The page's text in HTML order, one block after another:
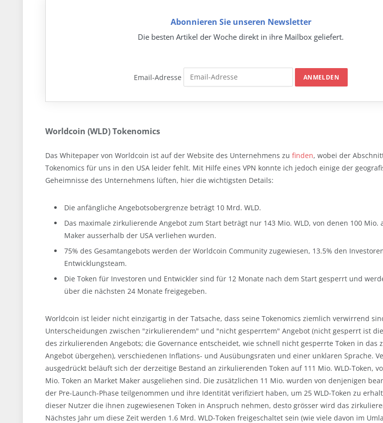
Abonnieren Sie unseren Newsletter
Die besten Artikel der Woche direkt in ihre Mailbox geliefert.
Email-Adresse
Worldcoin (WLD) Tokenomics
Das Whitepaper von Worldcoin ist auf der Website des Unternehmens zu finden, wobei der
Tokenomics für uns in den USA leider fehlt. Mit Hilfe eines VPN konnte ich jedoch einige der
Geheimnisse des Unternehmens lüften, hier die wichtigsten Details:
Die anfängliche Angebotsobergrenze beträgt 10 Mrd. WLD.
Das maximale zirkulierende Angebot zum Start beträgt nur 143 Mio. WLD, von denen 100 Mio.
Maker ausserhalb der USA verliehen wurden.
75% des Gesamtangebots werden der Worldcoin Community zugewiesen, 13.5% den
Entwicklungsteam.
Die Token für Investoren und Entwickler sind für 12 Monate nach dem Start gesperrt und
über die nächsten 24 Monate freigegeben.
Worldcoin ist leider nicht einzigartig in der Tatsache, dass seine Tokenomics ziemlich verwirrend
Unterscheidungen zwischen "zirkulierendem" und "nicht gesperrtem" Angebot (nicht gesperrt ist
des zirkulierenden Angebots; die Governance entscheidet, wie schnell nicht gesperrte Token in das
Angebot übergehen), verschiedenen Inflations- und Ausübungsraten und einer unklaren Sprache.
ausgedrückt beläuft sich der derzeitige Bestand an zirkulierenden Token auf 111 Mio. WLD-Token,
Mio. Token an Market Maker ausgeliehen sind. Die zusätzlichen 11 Mio. wurden von denjenigen
der Pre-Launch-Phase teilgenommen und ihre Identität verifiziert haben, um 25 WLD-Token zu
dieser Nutzer die ihnen zugewiesenen Token in Anspruch nehmen, desto grösser wird das
Nächstes Jahr um diese Zeit werden 1.6 Mrd. WLD-Token freigeschaltet sein (wie viele davon im